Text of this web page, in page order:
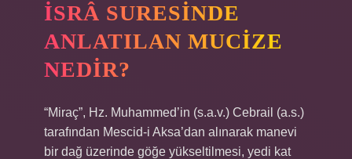
İSRÂ SURESINDE
ANLATILAN MUCIZE
NEDIR?
“Miraç”, Hz. Muhammed’in (s.a.v.) Cebrail (a.s.)
tarafından Mescid-i Aksa’dan alınarak manevi
bir dağ üzerinde göğe yükseltilmesi, yedi kat